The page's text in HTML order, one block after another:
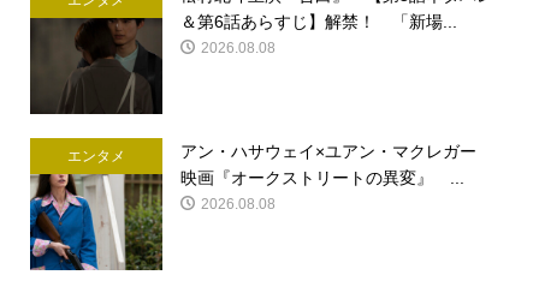
＆第6話あらすじ】解禁！ 「新場...
2026.08.08
エンタメ
アン・ハサウェイ×ユアン・マクレガー
映画『オークストリートの異変』 ...
2026.08.08